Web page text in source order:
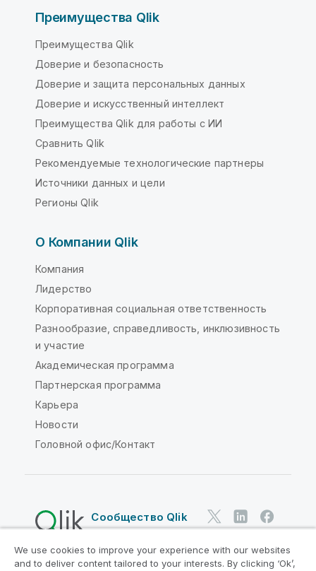
Преимущества Qlik
Преимущества Qlik
Доверие и безопасность
Доверие и защита персональных данных
Доверие и искусственный интеллект
Преимущества Qlik для работы с ИИ
Сравнить Qlik
Рекомендуемые технологические партнеры
Источники данных и цели
Регионы Qlik
О Компании Qlik
Компания
Лидерство
Корпоративная социальная ответственность
Разнообразие, справедливость, инклюзивность
и участие
Академическая программа
Партнерская программа
Карьера
Новости
Головной офис/Контакт
Сообщество Qlik
Юридические соглашения
We use cookies to improve your experience with our websites
and to deliver content tailored to your interests. By clicking ‘Ok’,